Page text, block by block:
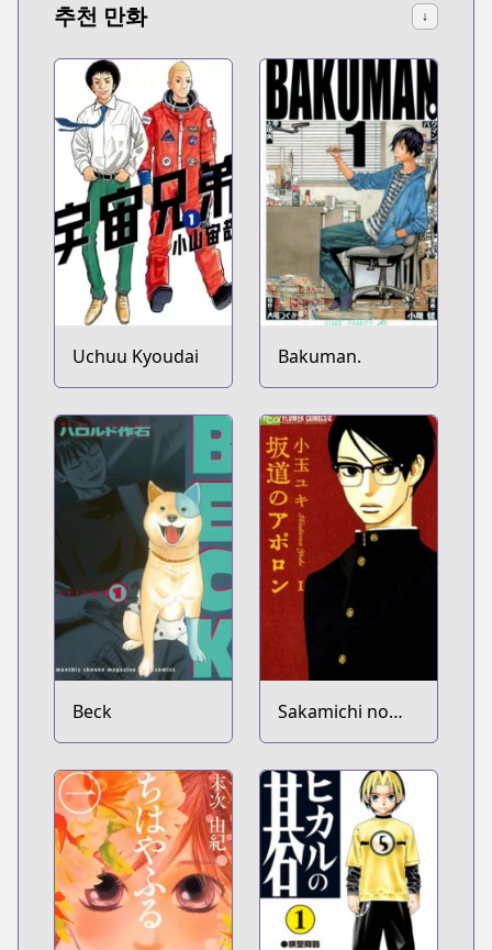
추천 만화 ↓
Uchuu Kyoudai Bakuman.
Beck
Sakamichi no
Apollon